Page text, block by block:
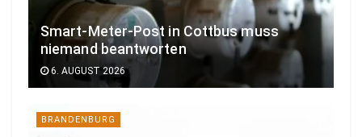
Smart-Meter-Post in Cottbus muss
niemand beantworten
6. AUGUST 2026
BRANDENBURG